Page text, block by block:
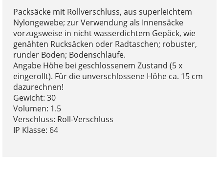
Packsäcke mit Rollverschluss, aus superleichtem
Nylongewebe; zur Verwendung als Innensäcke
vorzugsweise in nicht wasserdichtem Gepäck, wie
genähten Rucksäcken oder Radtaschen; robuster,
runder Boden; Bodenschlaufe.
Angabe Höhe bei geschlossenem Zustand (5 x
eingerollt). Für die unverschlossene Höhe ca. 15 cm
dazurechnen!
Gewicht: 30
Volumen: 1.5
Verschluss: Roll-Verschluss
IP Klasse: 64